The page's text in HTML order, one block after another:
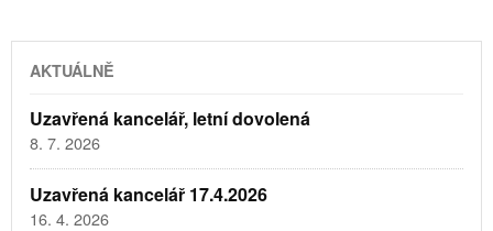
AKTUÁLNĚ
Uzavřená kancelář, letní dovolená
8. 7. 2026
Uzavřená kancelář 17.4.2026
16. 4. 2026